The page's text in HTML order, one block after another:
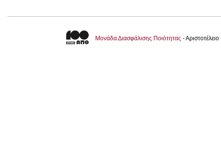
Μονάδα Διασφάλισης Ποιότητας -